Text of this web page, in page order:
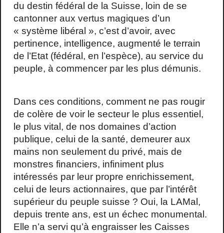
du destin fédéral de la Suisse, loin de se
cantonner aux vertus magiques d’un
« système libéral », c’est d’avoir, avec
pertinence, intelligence, augmenté le terrain
de l’Etat (fédéral, en l’espèce), au service du
peuple, à commencer par les plus démunis.
Dans ces conditions, comment ne pas rougir
de colère de voir le secteur le plus essentiel,
le plus vital, de nos domaines d’action
publique, celui de la santé, demeurer aux
mains non seulement du privé, mais de
monstres financiers, infiniment plus
intéressés par leur propre enrichissement,
celui de leurs actionnaires, que par l’intérêt
supérieur du peuple suisse ? Oui, la LAMal,
depuis trente ans, est un échec monumental.
Elle n’a servi qu’à engraisser les Caisses